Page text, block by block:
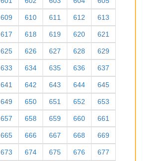
609 610 611 612 613
617 618 619 620 621
625 626 627 628 629
633 634 635 636 637
641 642 643 644 645
649 650 651 652 653
657 658 659 660 661
665 666 667 668 669
673 674 675 676 677